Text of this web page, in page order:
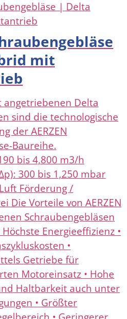
mit
Delta
sind die technologische
der AERZEN
Baureihe.
bis 4,800 m3/h
300 bis 1,250 mbar
Förderung /
Die Vorteile von AERZEN
Schraubengebläsen
Energieeffizienz •
•
Getriebe für
Motoreinsatz • Hohe
Haltbarkeit auch unter
• Größter